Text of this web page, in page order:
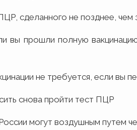
сделанного не позднее,
вы прошли полную
не требуется, если вы
снова пройти тест ПЦР
могут воздушным путем